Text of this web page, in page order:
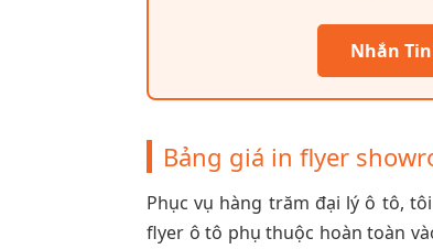
Nhắn
Bảng giá in flyer
Phục vụ hàng trăm đại lý ô tô,
flyer ô tô phụ thuộc hoàn toàn